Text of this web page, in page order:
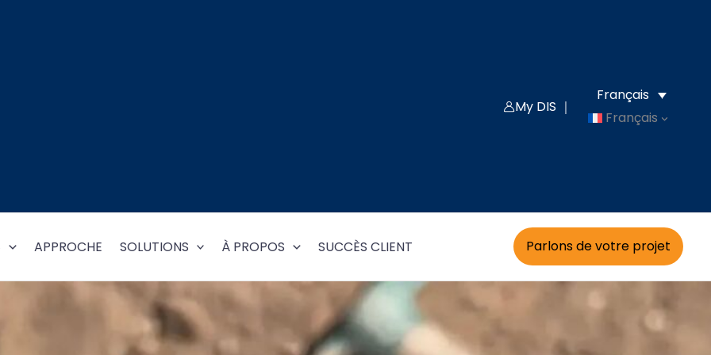
My DIS ｜
Français
Français
APPROCHE SOLUTIONS À PROPOS SUCCÈS CLIENT Parlons de votre projet